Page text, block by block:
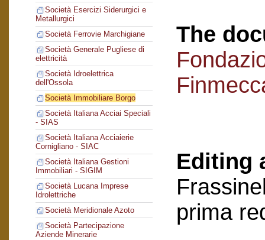
Società Esercizi Siderurgici e
Metallurgici
Società Ferrovie Marchigiane
Società Generale Pugliese di
elettricità
Società Idroelettrica
dell'Ossola
Società Immobiliare Borgo
Società Italiana Acciai Speciali
- SIAS
Società Italiana Acciaierie
Cornigliano - SIAC
Società Italiana Gestioni
Immobiliari - SIGIM
Società Lucana Imprese
Idrolettriche
Società Meridionale Azoto
Società Partecipazione
Aziende Minerarie
The
Editing
prima